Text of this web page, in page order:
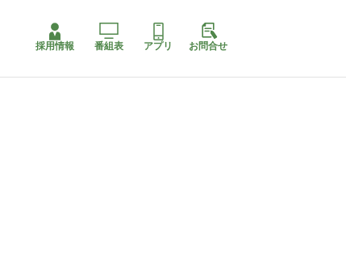
採用情報 番組表 アプリ お問合せ